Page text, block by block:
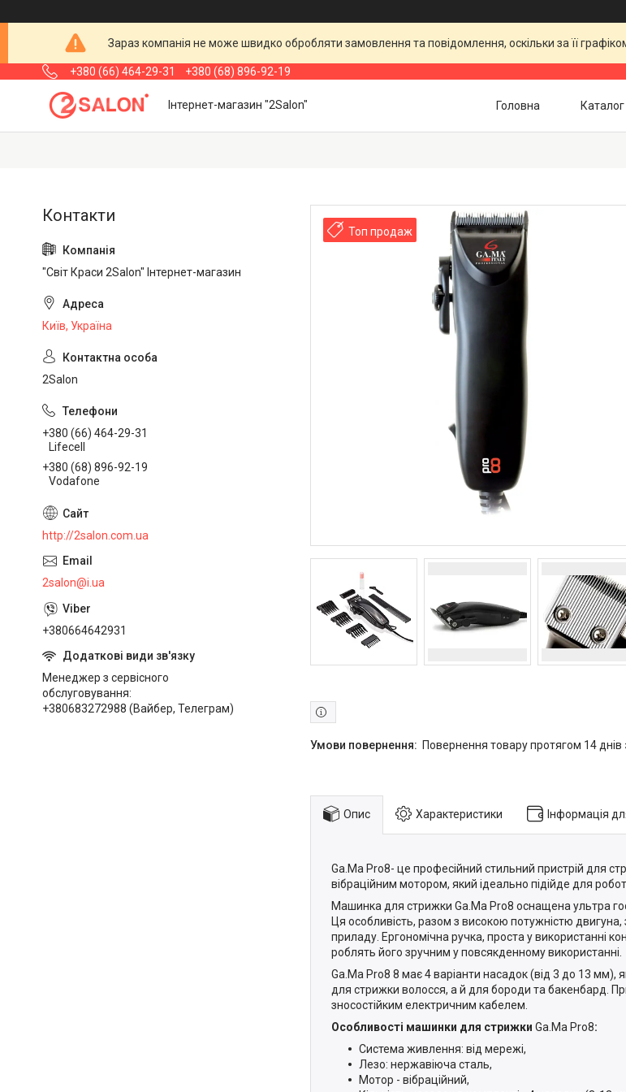
Зараз компанія не може швидко обробляти замовлення та повідомлення, оскільки за її
+380 (66) 464-29-31 +380 (68) 896-92-19
Інтернет-магазин "2Salon" Головна Каталог
Топ продаж
повернення товару протягом 14 днів
Опис Характеристики Інформація
Ga.Ma Pro8- це професійний стильний пристрій для
вібраційним мотором, який ідеально підійде для
Машинка для стрижки Ga.Ma Pro8 оснащена ультра
Ця особливість, разом з високою потужністю
приладу. Ергономічна ручка, проста у використанні
роблять його зручним у повсякденному використанні.
Ga.Ma Pro8 8 має 4 варіанти насадок (від 3 до 13 мм),
для стрижки волосся, а й для бороди та бакенбард.
зносостійким електричним кабелем.
Особливості машинки для стрижки Ga.Ma Pro8:
Система живлення: від мережі,
Лезо: нержавіюча сталь,
Мотор - вібраційний,
"Світ Краси 2Salon" Інтернет-магазин
Київ, Україна
2Salon
+380 (66) 464-29-31
Lifecell
+380 (68) 896-92-19
Vodafone
http://2salon.com.ua
2salon@i.ua
+380664642931
Менеджер з сервісного
обслуговування
+380683272988 (Вайбер, Телеграм)